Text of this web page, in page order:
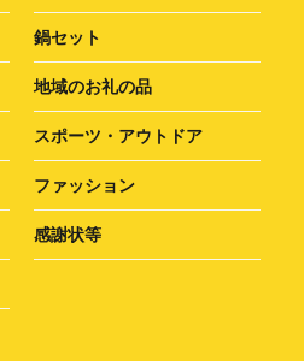
鍋セット
地域のお礼の品
スポーツ・アウトドア
ファッション
感謝状等